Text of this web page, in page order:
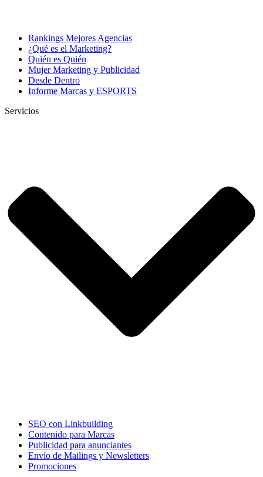
Rankings Mejores Agencias
¿Qué es el Marketing?
Quién es Quién
Mujer Marketing y Publicidad
Desde Dentro
Informe Marcas y ESPORTS
Servicios
SEO con Linkbuilding
Contenido para Marcas
Publicidad para anunciantes
Envío de Mailings y Newsletters
Promociones